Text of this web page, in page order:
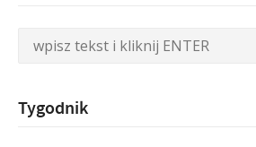
Tygodnik